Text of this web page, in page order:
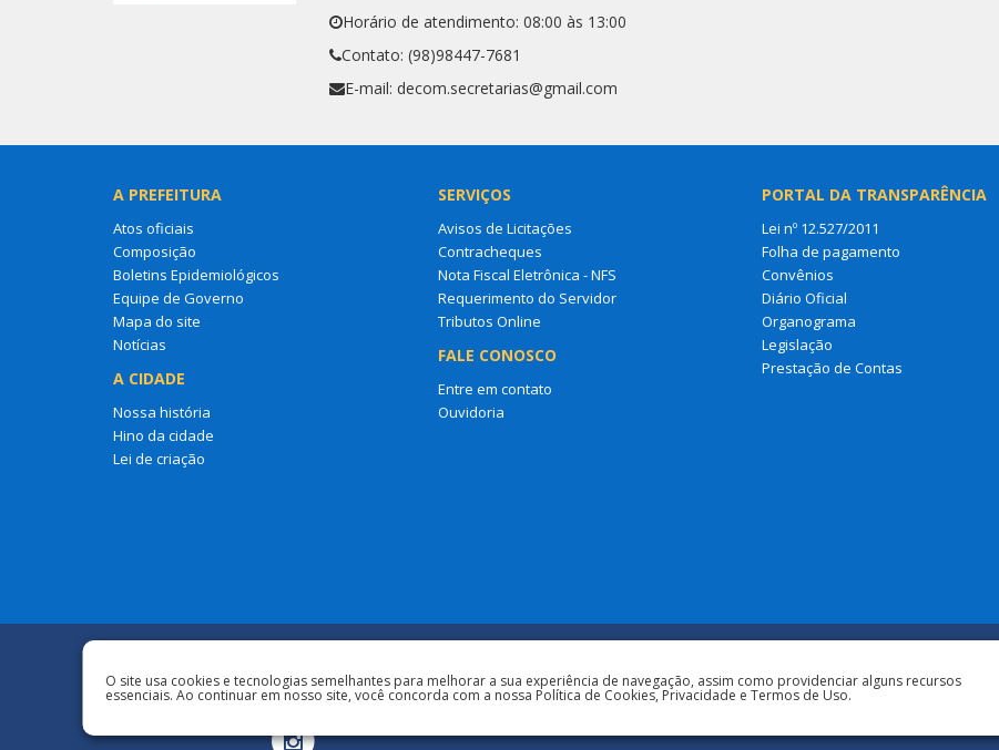
Horário de atendimento: 08:00 às 13:00
Contato: (98)98447-7681
E-mail: decom.secretarias@gmail.com
A PREFEITURA
Atos oficiais
Composição
Boletins Epidemiológicos
Equipe de Governo
Mapa do site
Notícias
A CIDADE
Nossa história
Hino da cidade
Lei de criação
SERVIÇOS
Avisos de Licitações
Contracheques
Nota Fiscal Eletrônica - NFS
Requerimento do Servidor
Tributos Online
FALE CONOSCO
Entre em contato
Ouvidoria
PORTAL DA TRANSPARÊNCIA
Lei nº 12.527/2011
Folha de pagamento
Convênios
Diário Oficial
Organograma
Legislação
Prestação de Contas
Redes Sociais Todos os direitos
O site usa cookies e tecnologias semelhantes para melhorar a sua experiência de navegação, assim como providenciar alguns recursos
essenciais. Ao continuar em nosso site, você concorda com a nossa Política de Cookies, Privacidade e Termos de Uso.